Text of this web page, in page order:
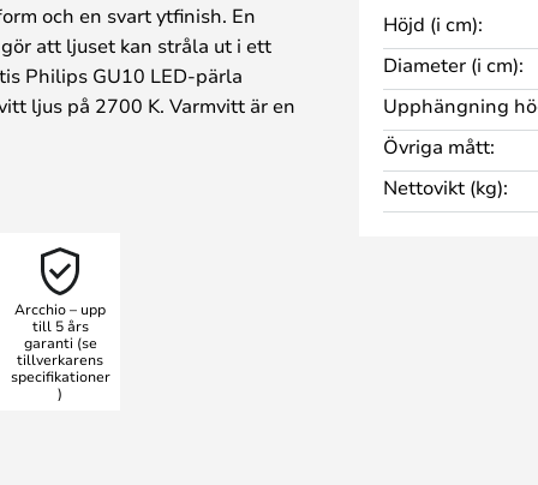
och en svart ytfinish. En
att ljuset kan stråla ut i ett
Philips GU10 LED-pärla
ljus på 2700 K. Varmvitt är en
vilket gör Ejona
lite kan du använda
Reflektorn har en
belysningseffekt med varma
och versioner..
Arcchio – upp
till 5 års
garanti (se
tillverkarens
specifikationer
)
Höjd (i cm):
Diameter (i cm):
Upphängning
Övriga mått:
Nettovikt (kg):